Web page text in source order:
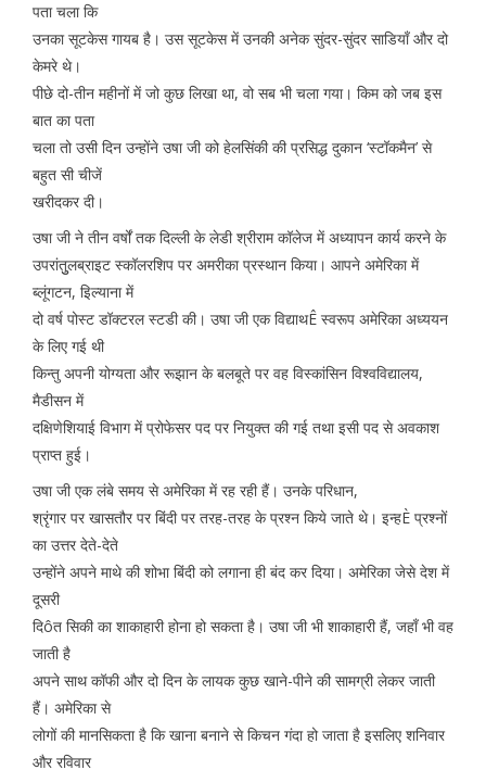
पता चला कि
उनका सूटकेस गायब है। उस सूटकेस में उनकी अनेक सुंदर-सुंदर साडियाँ और दो
केमरे थे।
पीछे दो-तीन महीनों में जो कुछ लिखा था, वो सब भी चला गया। किम को जब इस
बात का पता
चला तो उसी दिन उन्होंने उषा जी को हेलसिंकी की प्रसिद्ध दुकान ‘स्टॉकमैन’ से
बहुत सी चीजें
खरीदकर दी।
उषा जी ने तीन वर्षों तक दिल्ली के लेडी श्रीराम कॉलेज में अध्यापन कार्य करने के
उपरांतुुलब्राइट स्कॉलरशिप पर अमरीका प्रस्थान किया। आपने अमेरिका में
ब्लूंगटन, इिल्याना में
दो वर्ष पोस्ट डॉक्टरल स्टडी की। उषा जी एक विद्याथÊ स्वरूप अमेरिका अध्ययन
के लिए गई थी
किन्तु अपनी योग्यता और रूझान के बलबूते पर वह विस्कांसिन विश्वविद्यालय,
मैडीसन में
दक्षिणेशियाई विभाग में प्रोफेसर पद पर नियुक्त की गई तथा इसी पद से अवकाश
प्राप्त हुई।
उषा जी एक लंबे समय से अमेरिका में रह रही हैं। उनके परिधान,
श्रृंगार पर खासतौर पर बिंदी पर तरह-तरह के प्रश्न किये जाते थे। इन्हÈ प्रश्नों
का उत्तर देते-देते
उन्होंने अपने माथे की शोभा बिंदी को लगाना ही बंद कर दिया। अमेरिका जेसे देश में
दूसरी
दिôत सिकी का शाकाहारी होना हो सकता है। उषा जी भी शाकाहारी हैं, जहाँ भी वह
जाती है
अपने साथ कॉफी और दो दिन के लायक कुछ खाने-पीने की सामग्री लेकर जाती
हैं। अमेरिका से
लोगों की मानसिकता है कि खाना बनाने से किचन गंदा हो जाता है इसलिए शनिवार
और रविवार